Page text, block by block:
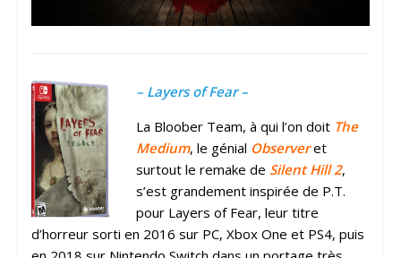
– Layers of Fear –
La Bloober Team, à qui l’on doit The
Medium, le génial Observeret
surtout le remake de Silent Hill 2,
s’est grandement inspirée de P.T.
pour Layers of Fear, leur titre
d’horreur sorti en 2016 sur PC, Xbox One et PS4, puis